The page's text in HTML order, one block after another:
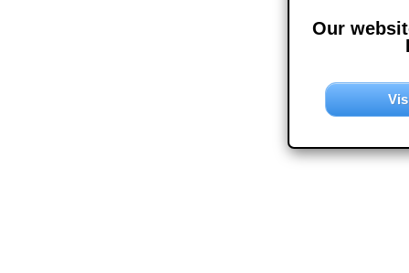
Our